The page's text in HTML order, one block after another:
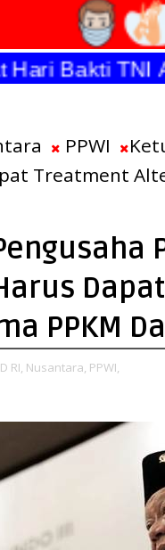
Bakti TNI
PPWI
Treatment
PPKM
RI, Nusantara, PPWI,